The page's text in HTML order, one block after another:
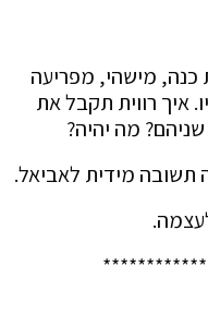
כנה, מישהי, מפריעה
איך רווית תקבל את
מה יהיה?
תשובה מידית לאביאל.